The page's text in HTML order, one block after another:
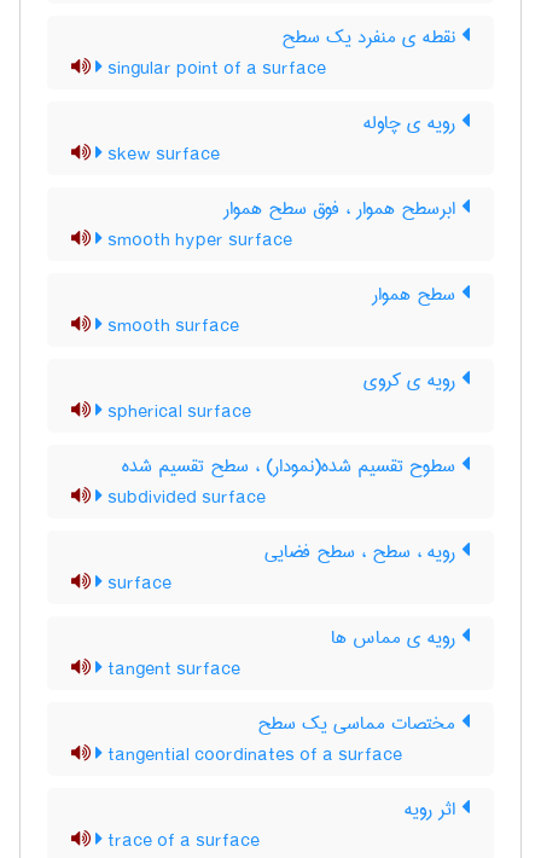
نقطه ی منفرد یک سطح
singular point of a surface
رویه ی چاوله
skew surface
ابرسطح هموار ، فوق سطح هموار
smooth hyper surface
سطح هموار
smooth surface
رویه ی کروی
spherical surface
سطوح تقسیم شده(نمودار) ، سطح تقسیم شده
subdivided surface
رویه ، سطح ، سطح فضایی
surface
رویه ی مماس ها
tangent surface
مختصات مماسی یک سطح
tangential coordinates of a surface
اثر رویه
trace of a surface